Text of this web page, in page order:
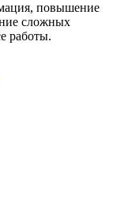
повышение
сложных
работы.